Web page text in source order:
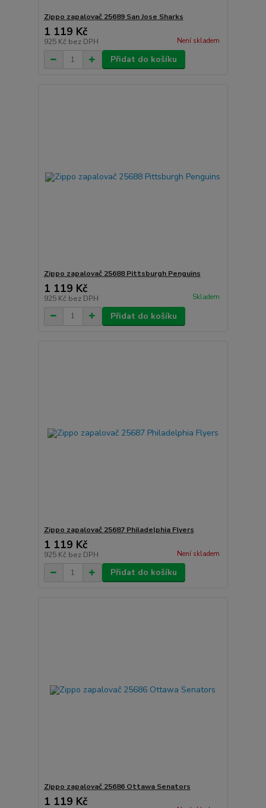
Zippo zapalovač 25689 San Jose Sharks
1 119 Kč
925 Kč bez DPH Není skladem
Přidat do košíku
Zippo zapalovač 25688 Pittsburgh Penguins
1 119 Kč
925 Kč bez DPH Skladem
Přidat do košíku
Zippo zapalovač 25687 Philadelphia Flyers
1 119 Kč
925 Kč bez DPH Není skladem
Přidat do košíku
Zippo zapalovač 25686 Ottawa Senators
1 119 Kč